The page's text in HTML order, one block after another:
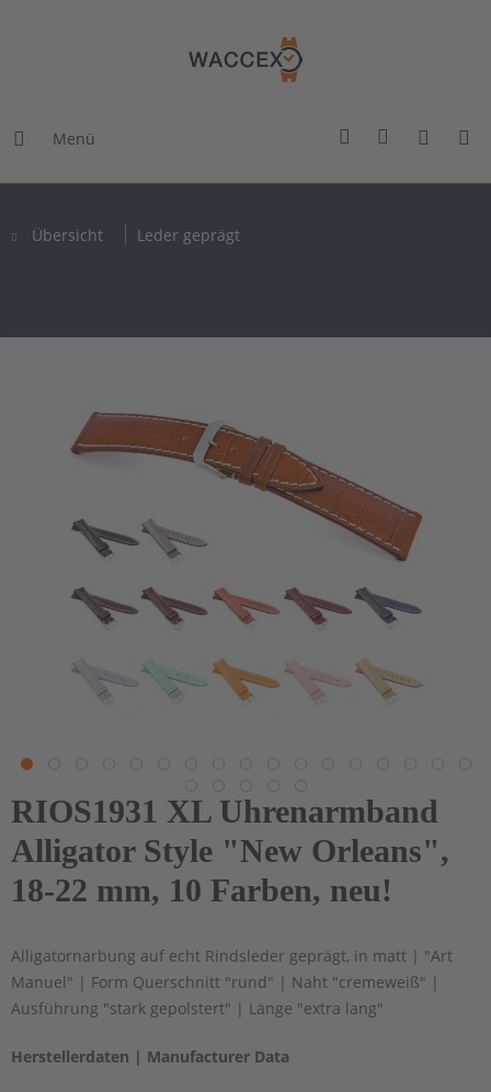
Menü
Übersicht Leder geprägt
RIOS1931 XL Uhrenarmband
Alligator Style "New Orleans",
18-22 mm, 10 Farben, neu!
Alligatornarbung auf echt Rindsleder geprägt, in matt | "Art
Manuel" | Form Querschnitt "rund" | Naht "cremeweiß" |
Ausführung "stark gepolstert" | Länge "extra lang"
Herstellerdaten | Manufacturer Data